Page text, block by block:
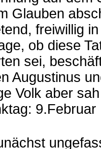
Glauben
freiwillig
ob diese
sei,
Augustinus
Volk aber
9.Februar